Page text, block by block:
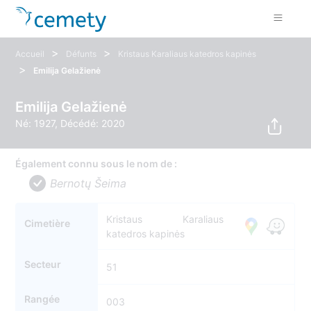
Accueil > Défunts > Kristaus Karaliaus katedros kapinės
> Emilija Gelažienė
Emilija Gelažienė
Né: 1927, Décédé: 2020
Également connu sous le nom de :
Bernotų Šeima
Cimetière
Kristaus Karaliaus
katedros kapinės
Secteur 51
Rangée 003